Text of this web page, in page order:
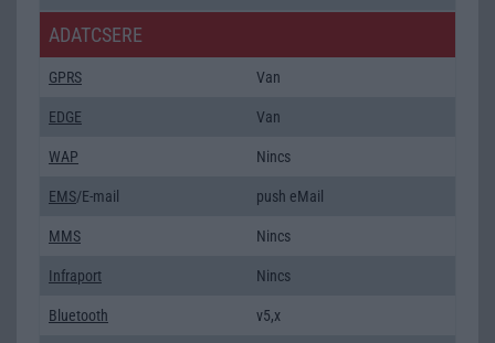
ADATCSERE
GPRS Van
EDGE Van
WAP Nincs
EMS/E-mail push eMail
MMS Nincs
Infraport Nincs
Bluetooth v5,x